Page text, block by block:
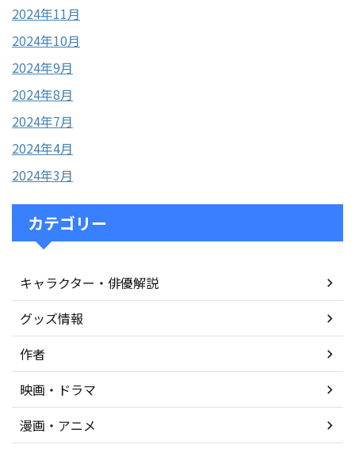
2024年11月
2024年10月
2024年9月
2024年8月
2024年7月
2024年4月
2024年3月
カテゴリー
キャラクター・俳優解説
グッズ情報
作者
映画・ドラマ
漫画・アニメ